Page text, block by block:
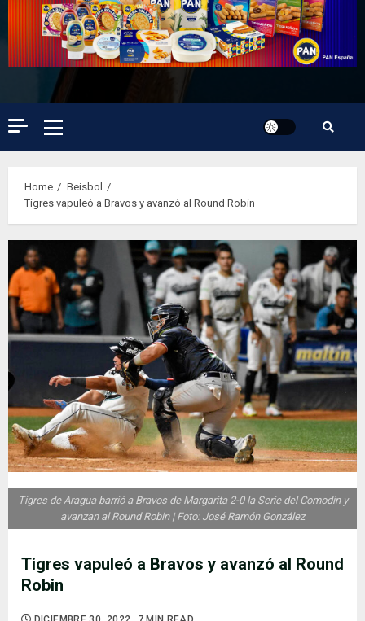
Primary
Menu
Home
Beisbol
Tigres vapuleó a Bravos y avanzó al Round Robin
Tigres vapuleó a Bravos y avanzó al Round
Robin
Tigres de Aragua barrió a Bravos de Margarita 2-0 la Serie del Comodín y
avanzan al Round Robin | Foto: José Ramón González